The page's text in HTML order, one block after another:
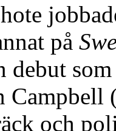
på
debut
Campbell
och